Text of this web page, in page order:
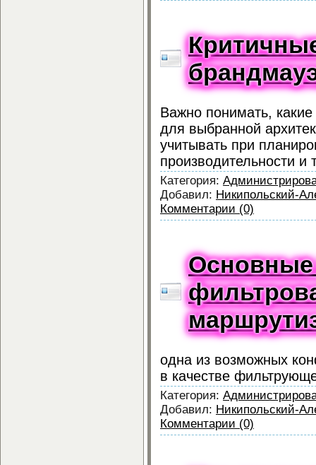
Важно понимать,
для выбранной
учитывать при
производительности и
Категория:
Добавил: Никипольский-
Комментарии (0)
Основные
одна из возможных
в качестве
Категория:
Добавил: Никипольский-
Комментарии (0)